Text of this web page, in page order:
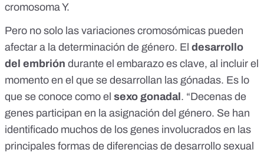
cromosoma Y.
Pero no solo las variaciones cromosómicas pueden
afectar a la determinación de género. El desarrollo
del embrión durante el embarazo es clave, al incluir el
momento en el que se desarrollan las gónadas. Es lo
que se conoce como el sexo gonadal. “Decenas de
genes participan en la asignación del género. Se han
identificado muchos de los genes involucrados en las
principales formas de diferencias de desarrollo sexual